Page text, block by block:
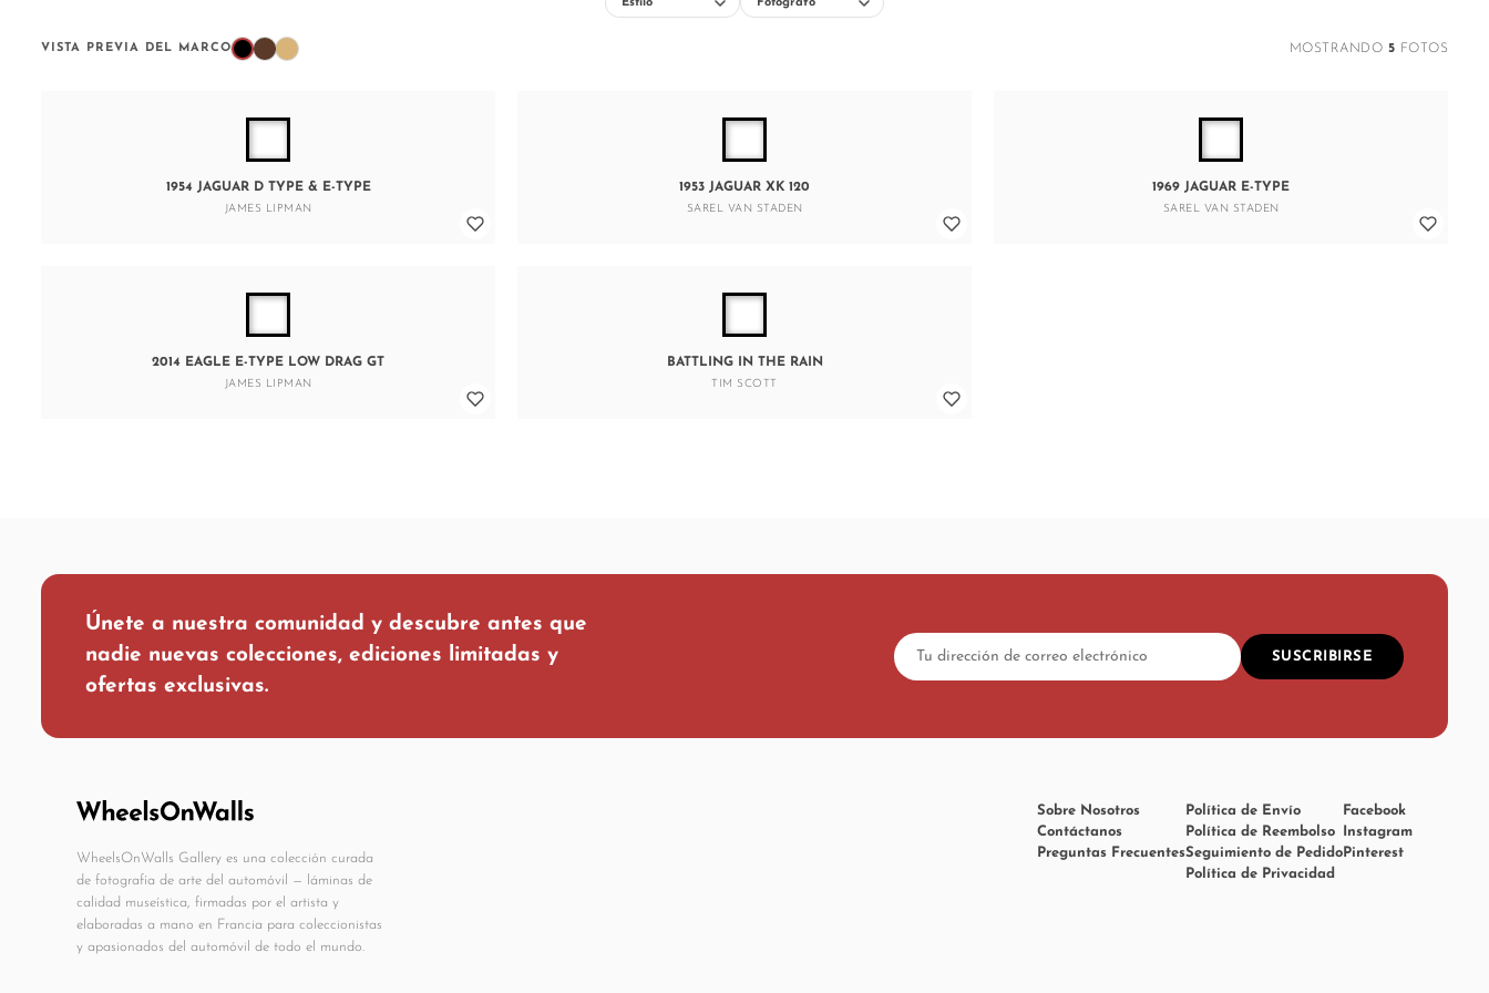
VISTA PREVIA DEL MARCO MOSTRANDO 5 FOTOS
1954 JAGUAR D TYPE & E-TYPE
JAMES LIPMAN
1953 JAGUAR XK 120
SAREL VAN STADEN
1969 JAGUAR E-TYPE
SAREL VAN STADEN
2014 EAGLE E-TYPE LOW DRAG GT
JAMES LIPMAN
BATTLING IN THE RAIN
TIM SCOTT
Únete a nuestra comunidad y descubre antes que
nadie nuevas colecciones, ediciones limitadas y
ofertas exclusivas.
SUSCRIBIRSE
WheelsOnWalls Gallery es una colección curada
de fotografía de arte del automóvil — láminas de
calidad museística, firmadas por el artista y
elaboradas a mano en Francia para coleccionistas
y apasionados del automóvil de todo el mundo.
Sobre Nosotros
Contáctanos
Preguntas Frecuentes
Política de Envío
Política de Reembolso
Seguimiento de Pedido
Política de Privacidad
Facebook
Instagram
Pinterest